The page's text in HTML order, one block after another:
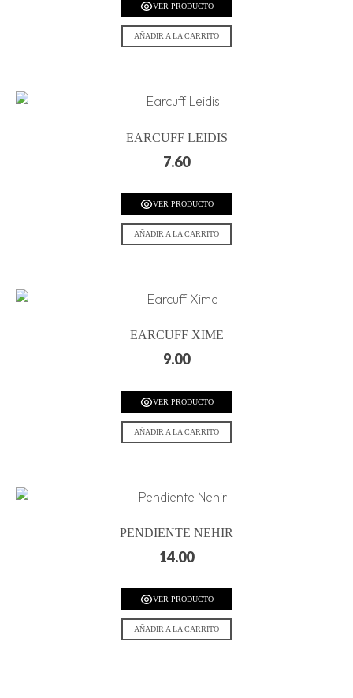
VER PRODUCTO
AÑADIR A LA CARRITO
EARCUFF LEIDIS
7.60
VER PRODUCTO
AÑADIR A LA CARRITO
EARCUFF XIME
9.00
VER PRODUCTO
AÑADIR A LA CARRITO
PENDIENTE NEHIR
14.00
VER PRODUCTO
AÑADIR A LA CARRITO